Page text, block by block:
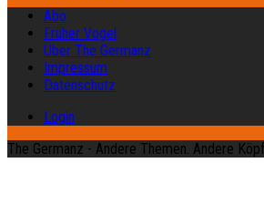
Abo
Früher Vogel
Über The Germanz
Impressum
Datenschutz
Login
The Germanz - Andere Themen. Andere